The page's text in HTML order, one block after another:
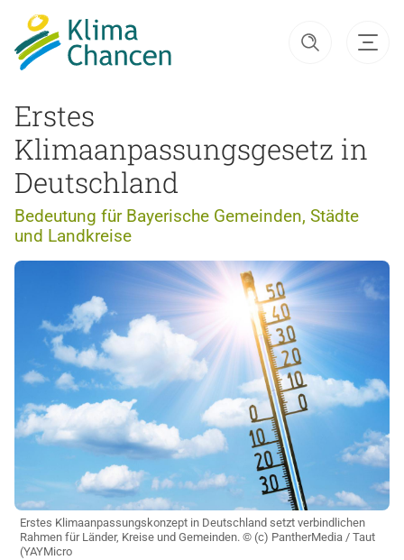
Erstes
Klimaanpassungsgesetz in
Deutschland
Bedeutung für Bayerische Gemeinden, Städte
und Landkreise
Erstes Klimaanpassungskonzept in Deutschland setzt verbindlichen
Rahmen für Länder, Kreise und Gemeinden. © (c) PantherMedia / Taut
(YAYMicro